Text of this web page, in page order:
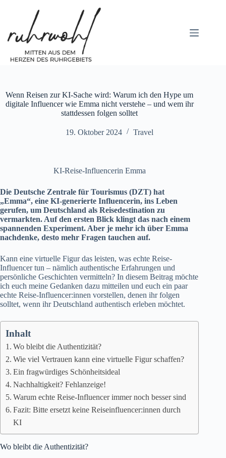
Wenn Reisen zur KI-Sache wird: Warum ich den Hype um
digitale Influencer wie Emma nicht verstehe – und wem ihr
stattdessen folgen solltet
19. Oktober 2024 Travel
KI-Reise-Influencerin Emma
Die Deutsche Zentrale für Tourismus (DZT) hat
„Emma“, eine KI-generierte Influencerin, ins Leben
gerufen, um Deutschland als Reisedestination zu
vermarkten. Auf den ersten Blick klingt das nach einem
spannenden Experiment. Aber je mehr ich über Emma
nachdenke, desto mehr Fragen tauchen auf.
Kann eine virtuelle Figur das leisten, was echte Reise-
Influencer tun – nämlich authentische Erfahrungen und
persönliche Geschichten vermitteln? In diesem Beitrag möchte
ich euch meine Gedanken dazu mitteilen und euch ein paar
echte Reise-Influencer:innen vorstellen, denen ihr folgen
solltet, wenn ihr Deutschland authentisch erleben möchtet.
Inhalt
Wo bleibt die Authentizität?
Wie viel Vertrauen kann eine virtuelle Figur schaffen?
Ein fragwürdiges Schönheitsideal
Nachhaltigkeit? Fehlanzeige!
Warum echte Reise-Influencer immer noch besser sind
Fazit: Bitte ersetzt keine Reiseinfluencer:innen durch
KI
Wo bleibt die Authentizität?